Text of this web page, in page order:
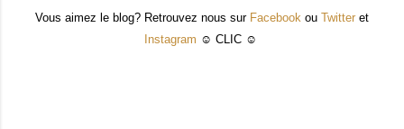
Vous aimez le blog? Retrouvez nous sur Facebook ou Twitter et
Instagram ☺ CLIC ☺